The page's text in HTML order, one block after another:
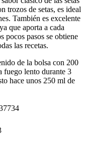
trozos de setas, es ideal
También es excelente
que aporta a cada
pocos pasos se obtiene
las recetas.
de la bolsa con 200
fuego lento durante 3
hace unos 250 ml de